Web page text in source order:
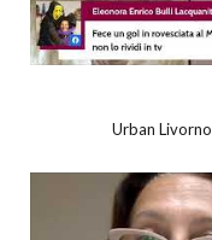
Urban Livorno